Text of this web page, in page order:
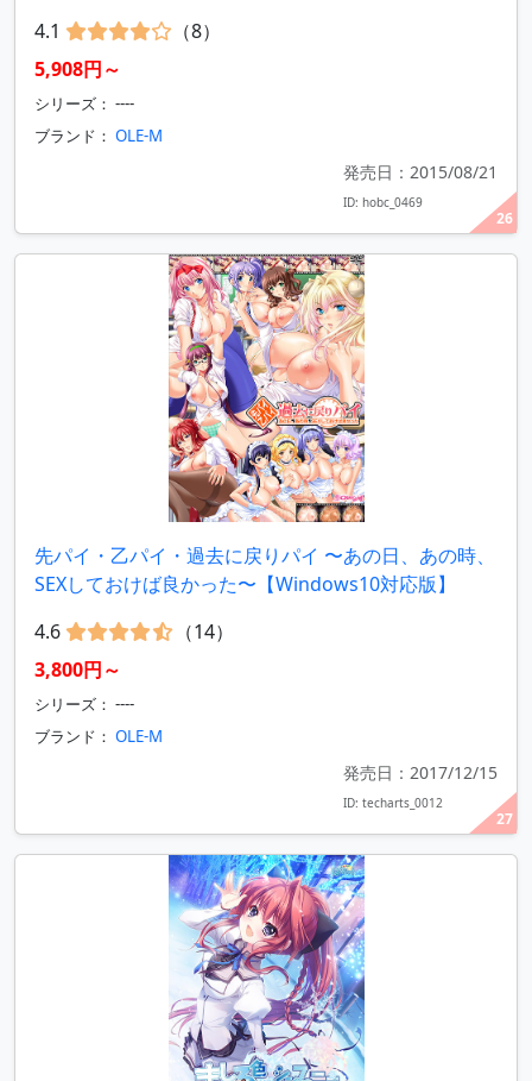
26
4.1
（8）
5,908円～
シリーズ： ----
ブランド： OLE-M
発売日：2015/08/21
ID: hobc_0469
27
先パイ・乙パイ・過去に戻りパイ 〜あの日、あの時、
SEXしておけば良かった〜【Windows10対応版】
4.6
（14）
3,800円～
シリーズ： ----
ブランド： OLE-M
発売日：2017/12/15
ID: techarts_0012